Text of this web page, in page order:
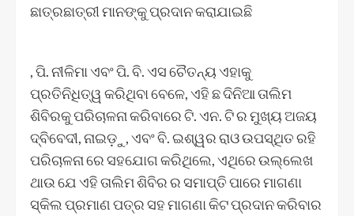
ଛାତ୍ରଛାତ୍ରୀ ମାନଙ୍କୁ ପ୍ରଦାନ କରାଯାଇଛି
, ପି. ନୀଳିମା ଏବଂ ପି. ବି. ଏସ ଚୈତନ୍ୟ ଏହାକୁ
ପ୍ରତିନିଧିତ୍ୱ କରିଥିବା ବେଳେ, ଏହି ଛ ଦିନିଆ ତାଲିମ
ଶିବିରକୁ ପରିଚାଳନା କରିବାରେ ଟି. ଏନ. ଟି ର ମୁଖ୍ୟ ଅଜୟ
ଦ୍ବିବେଦୀ, ନାଇଡ଼ୁ, ଏବଂ ବି. ଇଶ୍ୱର ରାଓ ଉପସ୍ଥିତ ରହି
ପରିଚାଳନା ରେ ସହଯୋଗ କରିଥିଲେ, ଏଥିରେ ଉଲ୍ଲେଖ
ଥାଉ ଯେ ଏହି ତାଲିମ ଶିବିର ର ସମାପ୍ତି ପାରେ ମାଗଣା
ସ୍କିଲ ପ୍ରମାଣ ପତ୍ର ସହ ମାଗଣା କିଟ ପ୍ରଦାନ କରିବାର